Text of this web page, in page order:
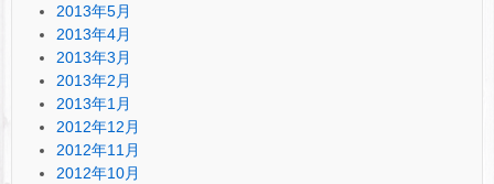
2013年5月
2013年4月
2013年3月
2013年2月
2013年1月
2012年12月
2012年11月
2012年10月